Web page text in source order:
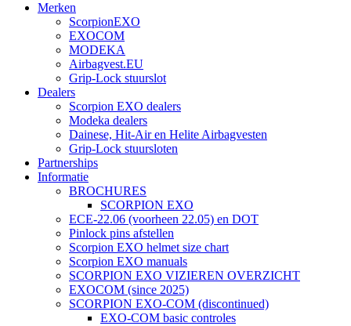
Merken
ScorpionEXO
EXOCOM
MODEKA
Airbagvest.EU
Grip-Lock stuurslot
Dealers
Scorpion EXO dealers
Modeka dealers
Dainese, Hit-Air en Helite Airbagvesten
Grip-Lock stuursloten
Partnerships
Informatie
BROCHURES
SCORPION EXO
ECE-22.06 (voorheen 22.05) en DOT
Pinlock pins afstellen
Scorpion EXO helmet size chart
Scorpion EXO manuals
SCORPION EXO VIZIEREN OVERZICHT
EXOCOM (since 2025)
SCORPION EXO-COM (discontinued)
EXO-COM basic controles